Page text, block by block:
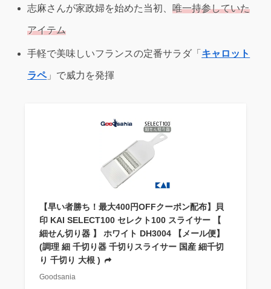
志麻さんが家政婦を始めた当初、唯一持参していた
アイテム
手軽で美味しいフランスの定番サラダ「 キャロット
ラペ」で威力を発揮
【早い者勝ち！最大400円OFFクーポン配布】貝
印 KAI SELECT100 セレクト100 スライサー 【
細せん切り器 】 ホワイト DH3004 【メール便】
(調理 細 千切り器 千切りスライサー 国産 細千切
り 千切り 大根 )
Goodsania